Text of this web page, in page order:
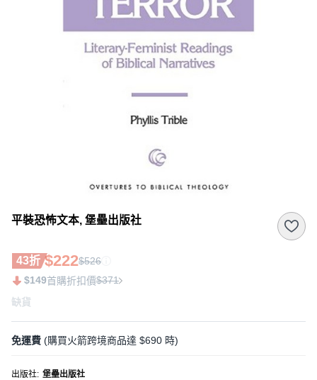
平裝恐怖文本, 堡壘出版社
43折 $222$526
$149首購折扣價$371
缺貨
免運費 (購買火箭跨境商品達 $690 時)
出版社: 堡壘出版社